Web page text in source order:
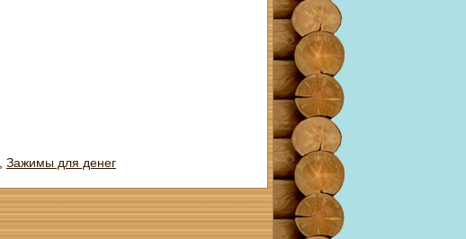
Зажимы для денег